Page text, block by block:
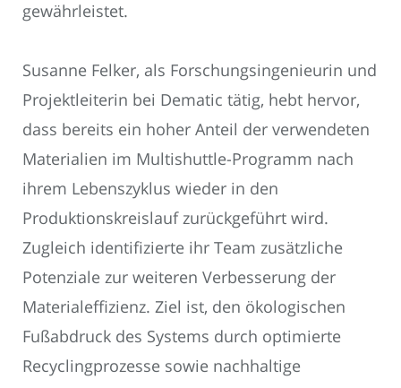
gewährleistet.
Susanne Felker, als Forschungsingenieurin und
Projektleiterin bei Dematic tätig, hebt hervor,
dass bereits ein hoher Anteil der verwendeten
Materialien im Multishuttle-Programm nach
ihrem Lebenszyklus wieder in den
Produktionskreislauf zurückgeführt wird.
Zugleich identifizierte ihr Team zusätzliche
Potenziale zur weiteren Verbesserung der
Materialeffizienz. Ziel ist, den ökologischen
Fußabdruck des Systems durch optimierte
Recyclingprozesse sowie nachhaltige